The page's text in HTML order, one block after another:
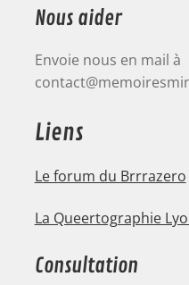
Nous aider
Envoie nous en mail à
Liens
Le forum du Brrrazero
La Queertographie
Consultation